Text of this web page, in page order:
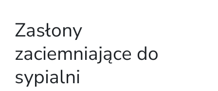
Zasłony
zaciemniające do
sypialni